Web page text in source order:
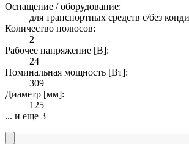
Оснащение / оборудование:
для транспортных средств с/без
Количество полюсов:
2
Рабочее напряжение [В]:
24
Номинальная мощность [Вт]:
309
Диаметр [мм]:
125
... и еще 3